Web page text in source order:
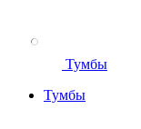
Тумбы
Тумбы